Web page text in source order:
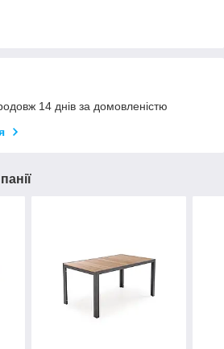
14 днів за домовленістю